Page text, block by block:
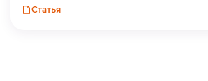
Статья